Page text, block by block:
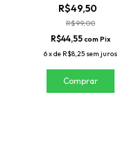
R$49,50
R$99,00
R$44,55com Pix
6xde R$8,25 sem juros